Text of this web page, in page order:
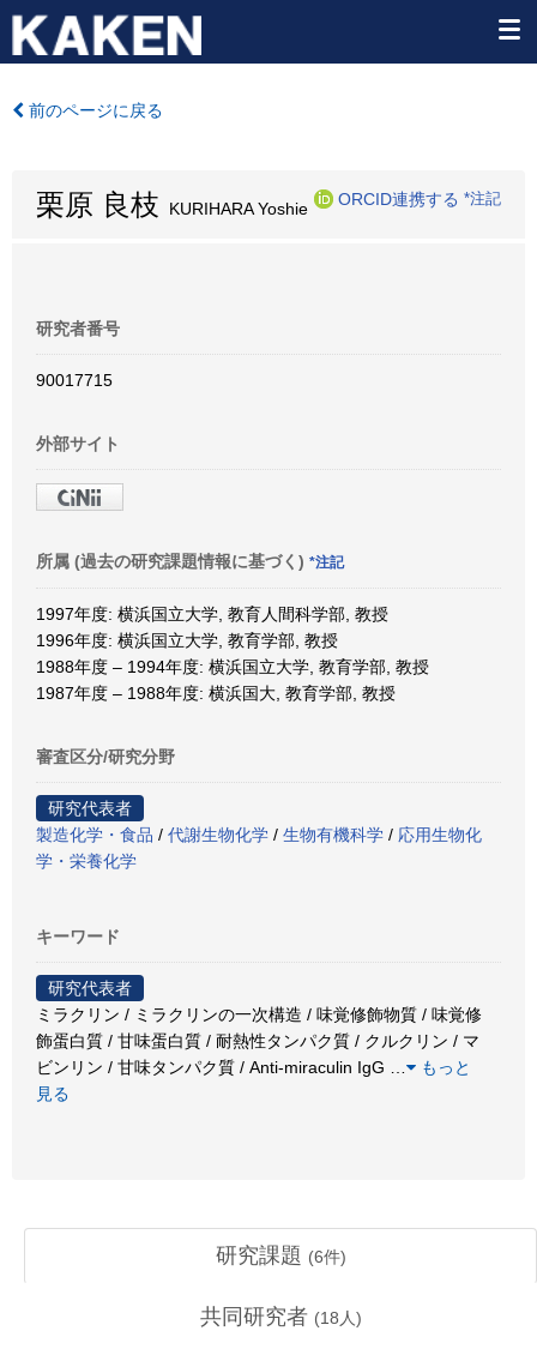
前のページに戻る
栗原 良枝 KURIHARA Yoshie
ORCID連携する *注記
研究者番号
90017715
外部サイト
所属 (過去の研究課題情報に基づく) *注記
1997年度: 横浜国立大学, 教育人間科学部, 教授
1996年度: 横浜国立大学, 教育学部, 教授
1988年度 – 1994年度: 横浜国立大学, 教育学部, 教授
1987年度 – 1988年度: 横浜国大, 教育学部, 教授
審査区分/研究分野
研究代表者
製造化学・食品 / 代謝生物化学 / 生物有機科学 / 応用生物化
学・栄養化学
キーワード
研究代表者
ミラクリン / ミラクリンの一次構造 / 味覚修飾物質 / 味覚修
飾蛋白質 / 甘味蛋白質 / 耐熱性タンパク質 / クルクリン / マ
ビンリン / 甘味タンパク質 / Anti-miraculin IgG
もっと
見る
研究課題 (6件)
共同研究者 (18 人)